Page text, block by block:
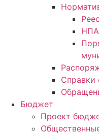
НПА
Справки
Бюджет
Проект